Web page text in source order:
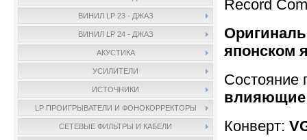
ВИНИЛ LP 23 - ДЖАЗ
ВИНИЛ LP 24 - ДЖАЗ
АКУСТИКА
УСИЛИТЕЛИ
ИСТОЧНИКИ
LP ПРОИГРЫВАТЕЛИ И ФОНОКОРРЕКТОРЫ
СЕТЕВЫЕ ФИЛЬТРЫ И КАБЕЛИ
Record
японском
Состояние
влияющие
Конверт: